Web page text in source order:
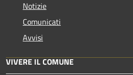
Notizie
Comunicati
Avvisi
VIVERE IL COMUNE